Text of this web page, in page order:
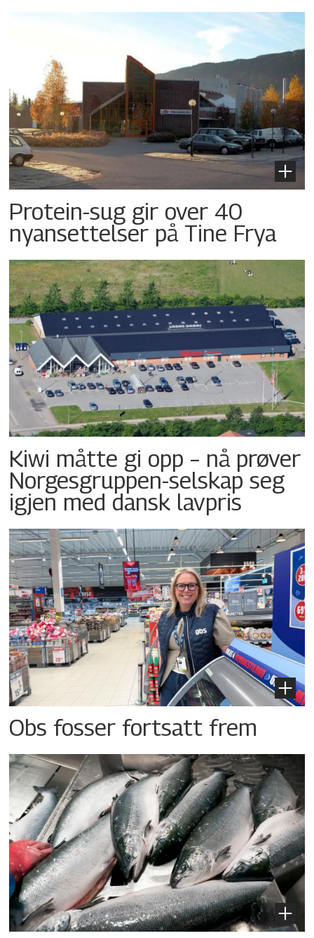
Protein-sug gir over 40
nyansettelser på Tine Frya
Kiwi måtte gi opp – nå prøver
Norgesgruppen-selskap seg
igjen med dansk lavpris
Obs fosser fortsatt frem